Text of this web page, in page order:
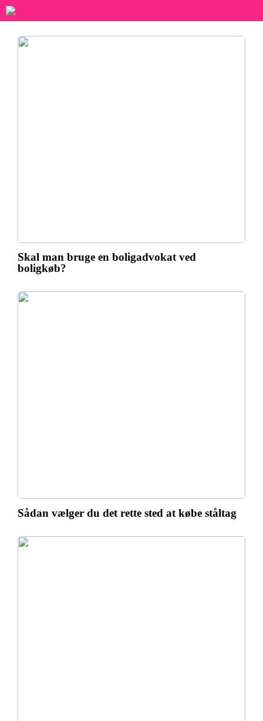
Skal man bruge en boligadvokat ved
boligkøb?
Sådan vælger du det rette sted at købe ståltag